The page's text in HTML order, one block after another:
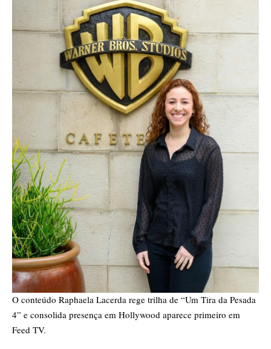
O conteúdo Raphaela Lacerda rege trilha de “Um Tira da Pesada
4” e consolida presença em Hollywood aparece primeiro em
Feed TV.